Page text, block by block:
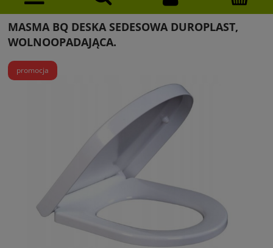
MASMA BQ DESKA SEDESOWA DUROPLAST,
WOLNOOPADAJĄCA.
promocja